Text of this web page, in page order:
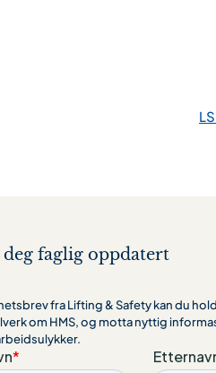
faglig oppdatert
fra Lifting & Safety kan du
om HMS, og motta nyttig